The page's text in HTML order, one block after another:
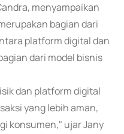
menyampaikan
bagian dari
platform digital dan
dari model bisnis
dan platform digital
yang lebih aman,
konsumen," ujar Jany